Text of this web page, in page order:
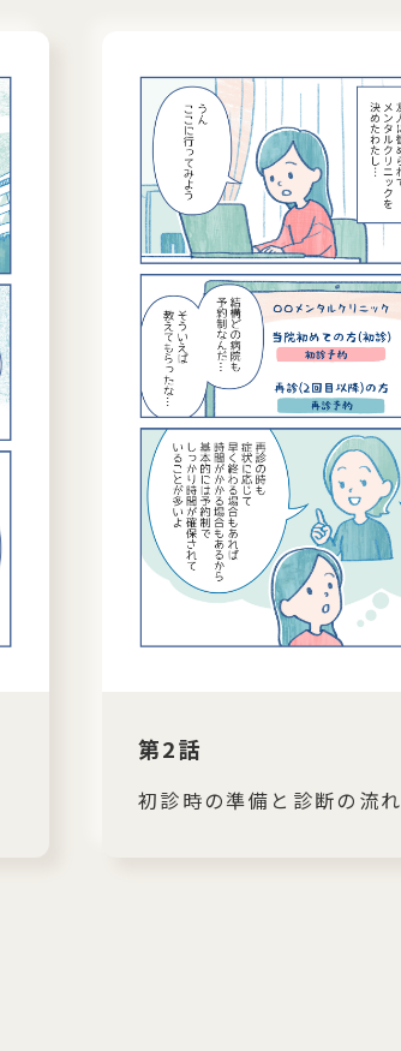
第2話
初診時の準備と診断の流れ